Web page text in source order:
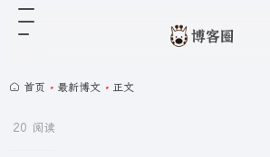
首页 • 最新博文 • 正文
20 阅读